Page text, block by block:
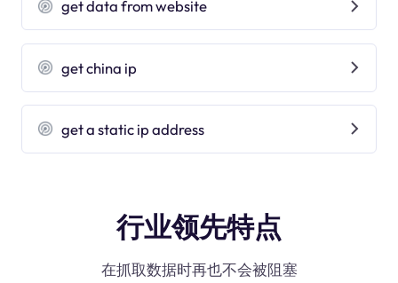
get data from website
get china ip
get a static ip address
行业领先特点
在抓取数据时再也不会被阻塞